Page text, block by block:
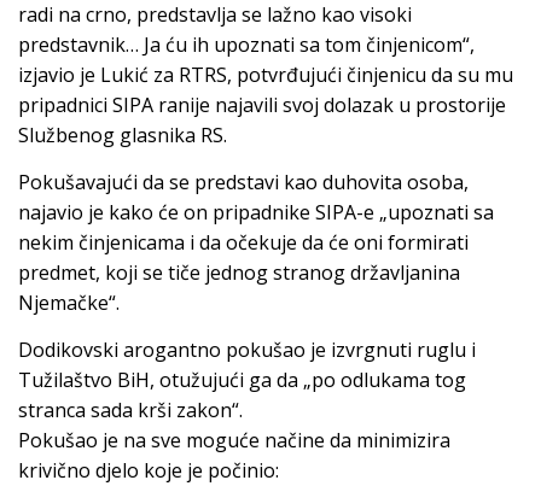
radi na crno, predstavlja se lažno kao visoki
predstavnik… Ja ću ih upoznati sa tom činjenicom“,
izjavio je Lukić za RTRS, potvrđujući činjenicu da su mu
pripadnici SIPA ranije najavili svoj dolazak u prostorije
Službenog glasnika RS.
Pokušavajući da se predstavi kao duhovita osoba,
najavio je kako će on pripadnike SIPA-e „upoznati sa
nekim činjenicama i da očekuje da će oni formirati
predmet, koji se tiče jednog stranog državljanina
Njemačke“.
Dodikovski arogantno pokušao je izvrgnuti ruglu i
Tužilaštvo BiH, otužujući ga da „po odlukama tog
stranca sada krši zakon“.
Pokušao je na sve moguće načine da minimizira
krivično djelo koje je počinio: